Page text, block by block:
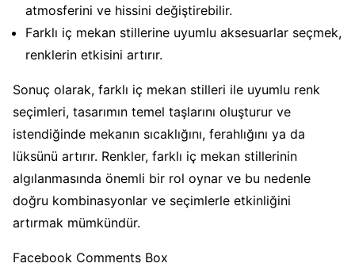
atmosferini ve hissini değiştirebilir.
Farklı iç mekan stillerine uyumlu aksesuarlar seçmek,
renklerin etkisini artırır.
Sonuç olarak, farklı iç mekan stilleri ile uyumlu renk
seçimleri, tasarımın temel taşlarını oluşturur ve
istendiğinde mekanın sıcaklığını, ferahlığını ya da
lüksünü artırır. Renkler, farklı iç mekan stillerinin
algılanmasında önemli bir rol oynar ve bu nedenle
doğru kombinasyonlar ve seçimlerle etkinliğini
artırmak mümkündür.
Facebook Comments Box